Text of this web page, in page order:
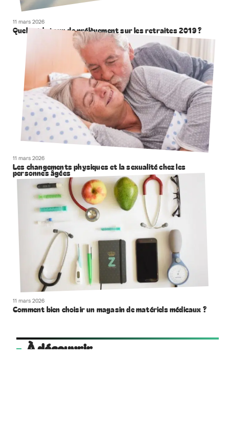
11 mars 2026
Quel est le taux de prélèvement sur les retraites 2019 ?
11 mars 2026
Les changements physiques et la sexualité chez les
personnes âgées
11 mars 2026
Comment bien choisir un magasin de matériels médicaux ?
À découvrir